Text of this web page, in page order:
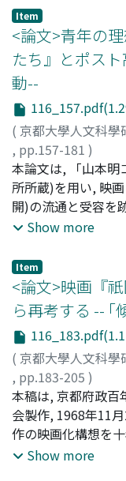
封切りに至るその
キン」神話となっ
ムキン』という作
価やソビエト文化
ようにも捉えられる
対立は, 新開地の衰
変化と結びついて
サークル協議会は,
をおこなっていた
衰や映画館との関
移行, 神戸という都
有していたことを
した。彼の人生と
描かれてきたが, 戦
として山本薩夫監
い」(1960年公開)
の計画・製作・公
の「山本明コレク
本労働組合総評議
描くことで, 映画史
製作・上映運動に
た, 「武器なき斗い
文化運動・社会運
した。「武器なき
況との関係なくし
解することはでき
主製作・上映運動
画サークルと労働
で, 同運動が1960
的に考察し, 主に
史・文化運動史の
Item
<論文>青年の
たち』とポス
動--
( 京都大學人文科學
, pp.157-181 )
花田, 史彦
本論文は, 「山本明
所所蔵)を用い, 映
開)の流通と受容を
ち』はこれまでメ
きた。たしかにそ
徴づける自主上映
いない。｢山本明コ
たち』に関連した
たとえば, 同作の特
のチラシなどであ
い, 大阪における『
スト高度成長期の
Show more
Item
<論文>映画『
ら再考する --
( 京都大學人文科學
, pp.183-205 )
紙屋, 牧子;
本稿は, 京都府政百
会製作, 1968年11
作の映画化構想を
開始後に監督を降
Show more